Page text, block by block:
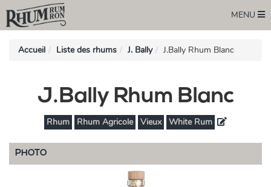
MENU
Accueil Liste des rhums J. Bally J.Bally Rhum Blanc
J.Bally Rhum Blanc
Rhum Rhum Agricole Vieux White Rum
PHOTO